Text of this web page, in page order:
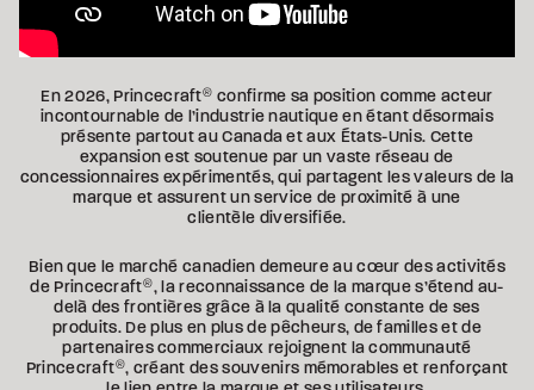
En 2026, Princecraft® confirme sa position comme acteur
incontournable de l’industrie nautique en étant désormais
présente partout au Canada et aux États-Unis. Cette
expansion est soutenue par un vaste réseau de
concessionnaires expérimentés, qui partagent les valeurs de la
marque et assurent un service de proximité à une
clientèle diversifiée.
Bien que le marché canadien demeure au cœur des activités
de Princecraft®, la reconnaissance de la marque s’étend au-
delà des frontières grâce à la qualité constante de ses
produits. De plus en plus de pêcheurs, de familles et de
partenaires commerciaux rejoignent la communauté
Princecraft®, créant des souvenirs mémorables et renforçant